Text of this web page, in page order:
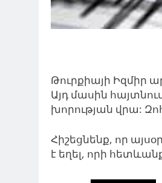
Թուրքիայի Իզմիր
Այդ մասին
խորության վրա:
Հիշեցնենք, որ
է եղել, որի